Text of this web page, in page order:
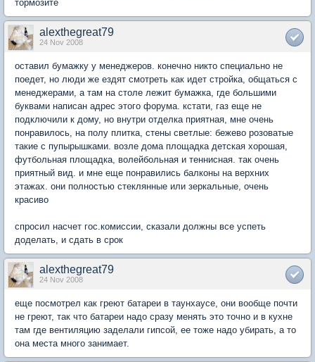
тормозите
alexthegreat79
24 Nov 2008
оставил бумажку у менеджеров. конечно никто специально не
поедет, но люди же ездят смотреть как идет стройка, общаться с
менеджерами, а там на столе лежит бумажка, где большими
буквами написан адрес этого форума. кстати, газ еще не
подключили к дому, но внутри отделка приятная, мне очень
понравилось, на полу плитка, стены светлые: бежево розоватые
такие с пупырышками. возле дома площадка детская хорошая,
футбольная площадка, волейбольная и теннисная. так очень
приятный вид. и мне еще понравились балконы на верхних
этажах. они полностью стеклянные или зеркальные, очень
красиво
спросил насчет гос.комиссии, сказали должны все успеть
доделать, и сдать в срок
alexthegreat79
24 Nov 2008
еще посмотрел как греют батареи в таунхаусе, они вообще почти
не греют, так что батареи надо сразу менять это точно и в кухне
там где вентиляцию заделали гипсой, ее тоже надо убирать, а то
она места много занимает.